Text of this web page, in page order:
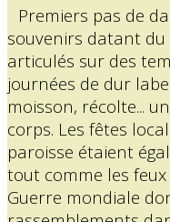
Premiers pas de
souvenirs datant du
articulés sur des
journées de dur
moisson, récolte...
corps. Les fêtes
paroisse étaient
tout comme les feux
Guerre mondiale